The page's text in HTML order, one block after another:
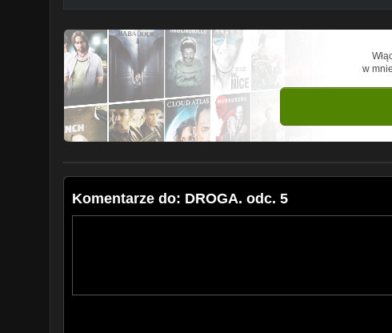
w
Komentarze do: DROGA. odc. 5